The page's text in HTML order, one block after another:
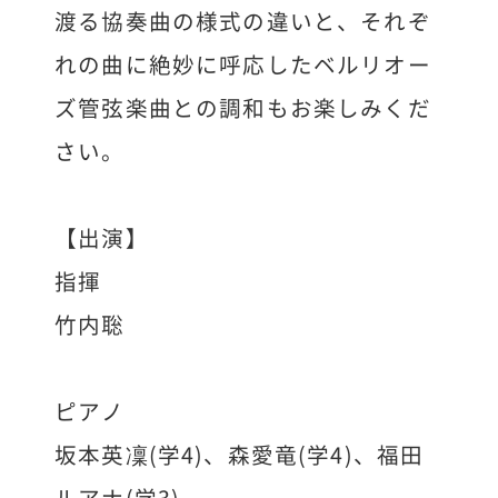
渡る協奏曲の様式の違いと、それぞ
れの曲に絶妙に呼応したベルリオー
ズ管弦楽曲との調和もお楽しみくだ
さい。
【出演】
指揮
竹内聡
ピアノ
坂本英凜(学4)、森愛竜(学4)、福田